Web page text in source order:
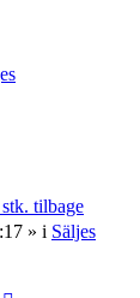
tilbage
» i Säljes